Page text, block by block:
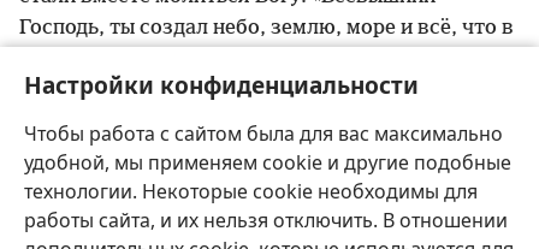
Настройки конфиденциальности
Чтобы работа с сайтом была для вас максимально
удобной, мы применяем cookie и другие подобные
технологии. Некоторые cookie необходимы для
работы сайта, и их нельзя отключить. В отношении
Господь, ты создал небо, землю, море и всё, что в
щ
нашего предка Давида ы , твоего служителя:
„Почему народы бушуют и племена замышляют
пустое?
Правители объединились и цари
земли выступили против Иеговы и его
помазанника“
. 27 В этом городе против твоего